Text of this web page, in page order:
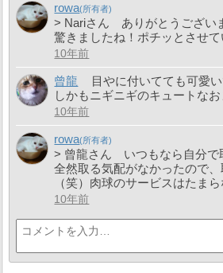
rowa
> Nariさん ありがとうござい
驚きましたね！ポチッとさせて
10年前
曾龍
目やに付いてても可愛
しかもニギニギのキュートな
10年前
rowa
> 曾龍さん いつもなら自分で
全然取る気配がなかったので
（笑）肉球のサービスはたま
10年前